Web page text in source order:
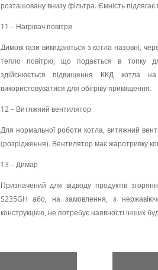
розташовану внизу фільтра. Ємність
11 – Нагрівач повітря
Димові гази викидаються з котла назовні,
тепло повітрю, що подається в топку
здійснюється підвищення ККД котла
використовуватися для обігріву приміщення.
12 – Витяжний вентилятор
Для нормальної роботи котла, витяжний
(розрідження). Вентилятор має жаротривку
13 – Димар
Призначений для відводу продуктів
S235GH або, на замовлення, з
конструкцією, не потребує наявності інших